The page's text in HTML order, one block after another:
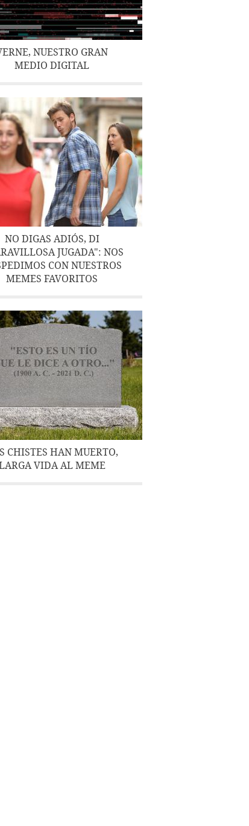
NUESTRO GRAN
MEDIO DIGITAL
NO DIGAS ADIÓS, DI
JUGADA": NOS
CON NUESTROS
MEMES FAVORITOS
CHISTES HAN MUERTO,
VIDA AL MEME